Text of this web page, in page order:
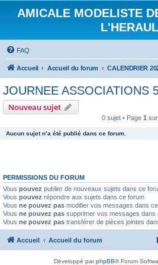
AMICALE MODELISTE
FAQ
Accueil Accueil du forum CALENDRIER
JOURNEE ASSOCIATIONS
Nouveau sujet
0 sujet • Page 1 sur
Aucun sujet n’a été publié dans ce forum.
PERMISSIONS DU FORUM
Vous pouvez publier de nouveaux sujets dans ce
Vous pouvez répondre aux sujets dans ce forum
Vous ne pouvez pas modifier vos messages dans
Vous ne pouvez pas supprimer vos messages dans
Vous ne pouvez pas transférer de pièces jointes
Accueil Accueil du forum
Développé parphpBB® Forum